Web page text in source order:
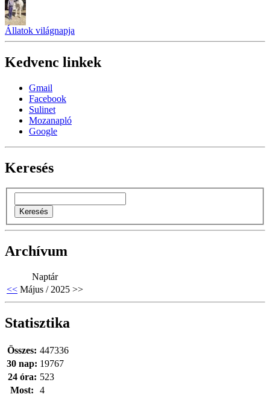
Állatok világnapja
Kedvenc linkek
Gmail
Facebook
Sulinet
Mozanapló
Google
Keresés
Archívum
Naptár
<< Május / 2025 >>
Statisztika
Most: 4
Összes: 447336
30 nap: 19767
24 óra: 523